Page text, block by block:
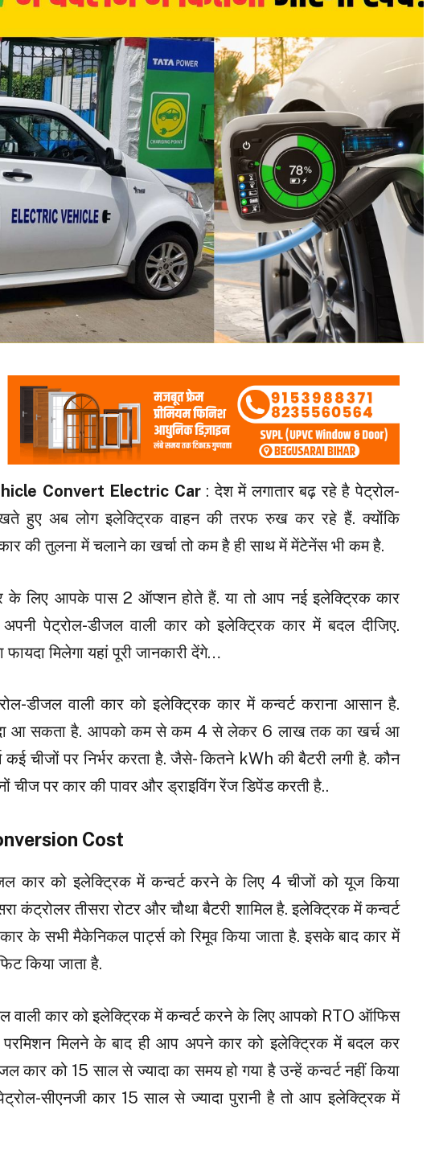
Convert Electric Car : देश में लगातार बढ़ रहे है पेट्रोल-
हुए अब लोग इलेक्ट्रिक वाहन की तरफ रुख कर रहे हैं. क्योंकि
की तुलना में चलाने का खर्चा तो कम है ही साथ में मेंटेनेंस भी कम है.
के लिए आपके पास 2 ऑप्शन होते हैं. या तो आप नई इलेक्ट्रिक कार
अपनी पेट्रोल-डीजल वाली कार को इलेक्ट्रिक कार में बदल दीजिए.
मिलेगा यहां पूरी जानकारी देंगे…
डीजल वाली कार को इलेक्ट्रिक कार में कन्वर्ट कराना आसान है.
आ सकता है. आपको कम से कम 4 से लेकर 6 लाख तक का खर्च आ
कई चीजों पर निर्भर करता है. जैसे- कितने kWh की बैटरी लगी है. कौन
चीज पर कार की पावर और ड्राइविंग रेंज डिपेंड करती है..
Cost
कार को इलेक्ट्रिक में कन्वर्ट करने के लिए 4 चीजों को यूज किया
कंट्रोलर तीसरा रोटर और चौथा बैटरी शामिल है. इलेक्ट्रिक में कन्वर्ट
के सभी मैकेनिकल पार्ट्स को रिमूव किया जाता है. इसके बाद कार में
किया जाता है.
वाली कार को इलेक्ट्रिक में कन्वर्ट करने के लिए आपको RTO ऑफिस
परमिशन मिलने के बाद ही आप अपने कार को इलेक्ट्रिक में बदल कर
कार को 15 साल से ज्यादा का समय हो गया है उन्हें कन्वर्ट नहीं किया
सीएनजी कार 15 साल से ज्यादा पुरानी है तो आप इलेक्ट्रिक में